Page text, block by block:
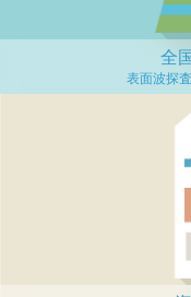
全